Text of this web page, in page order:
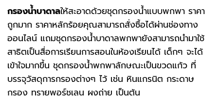
กรองน้ำบาดาลให้สะอาดด้วยชุดกรองน้ำแบบพกพา ราคา
ถูกมาก ราคาหลักร้อยคุณสามารถสั่งซื้อได้ผ่านช่องทาง
ออนไลน์ แถมชุดกรองน้ำบาดาลพกพายังสามารถนำมาใช้
สาธิตเป็นสื่อการเรียนการสอนในห้องเรียนได้ เด็กๆ จะได้
เข้าใจมากขึ้น ชุดกรองน้ำพกพาลักษณะเป็นขวดแก้ว ที่
บรรจุวัสดุการกรองต่างๆ ไว้ เช่น หินแกรนิต กระดาษ
กรอง ทรายพอร์ชเลน ผงถ่าย เป็นต้น